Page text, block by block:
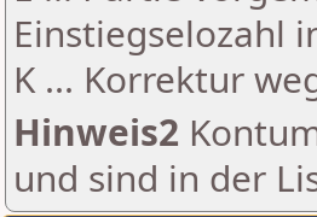
Einstiegselozahl
K ... Korrektur
Hinweis2
und sind in der